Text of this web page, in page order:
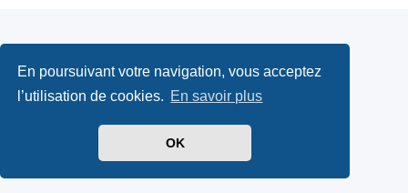
En poursuivant votre navigation, vous acceptez
l’utilisation de cookies. En savoir plus
OK